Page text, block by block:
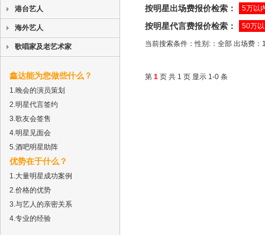
港台艺人
海外艺人
歌唱家及老艺术家
鑫达能为您做些什么？
1.晚会的演员策划
2.明星代言签约
3.歌友会签售
4.明星见面会
5.酒吧明星助阵
优势在于什么？
1.大量明星成功案例
2.价格的优势
3.与艺人的亲密关系
4.专业的经验
按明星出场费报价检索： 5万以
按明星代言费报价检索： 50万
当前搜索条件：性别:：全部 出场费
第 1 页 共 1 页 显示 1-0 条